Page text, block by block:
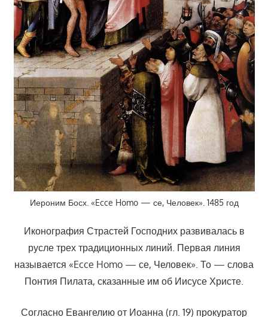
Иероним Босх. «Ecce Homo — се, Человек». 1485 год
Иконография Страстей Господних развивалась в
русле трех традиционных линий. Первая линия
называется «Ecce Homo — се, Человек». То — слова
Понтия Пилата, сказанные им об Иисусе Христе.
Согласно Евангелию от Иоанна (гл. 19) прокуратор